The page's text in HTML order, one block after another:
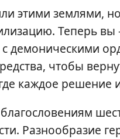
этими землями,
Теперь
демоническими
чтобы
каждое решение
Разнообразие